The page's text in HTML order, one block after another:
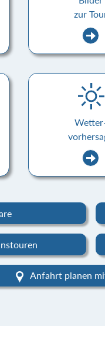
zur
Anfahrt planen